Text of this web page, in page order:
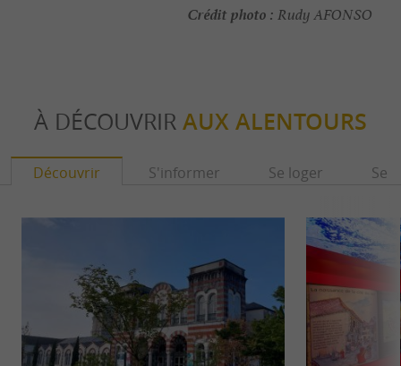
Crédit photo : Rudy AFONSO
À DÉCOUVRIR AUX ALENTOURS
Découvrir S'informer Se loger Se